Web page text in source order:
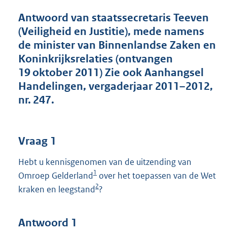
:
4
2
b
Antwoord van staatssecretaris Teeven
(Veiligheid en Justitie), mede namens
de minister van Binnenlandse Zaken en
Koninkrijksrelaties (ontvangen
19 oktober 2011) Zie ook Aanhangsel
Handelingen, vergaderjaar 2011–2012,
nr. 247.
Vraag 1
Hebt u kennisgenomen van de uitzending van
Omroep Gelderland1 over het toepassen van de Wet
kraken en leegstand2?
Antwoord 1